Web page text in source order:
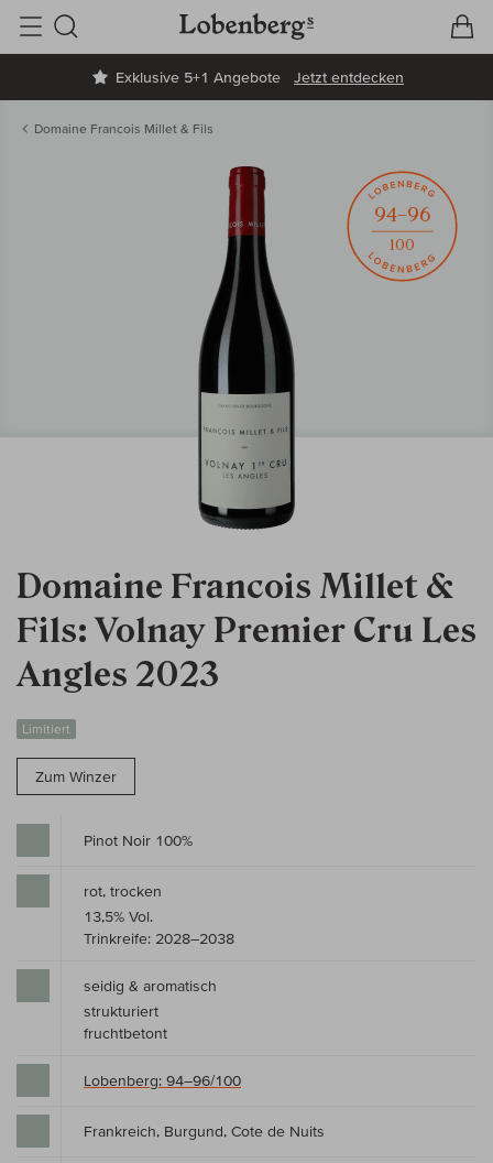
Exklusive 5+1 Angebote Jetzt entdecken
Suche
Domaine Francois Millet & Fils
Domaine Francois Millet &
Fils: Volnay Premier Cru Les
Angles 2023
Limitiert
Zum Winzer
94–96
100
Pinot Noir 100%
rot, trocken
13,5% Vol.
Trinkreife: 2028–2038
seidig & aromatisch
strukturiert
fruchtbetont
Lobenberg: 94–96/100
Frankreich, Burgund, Cote de Nuits